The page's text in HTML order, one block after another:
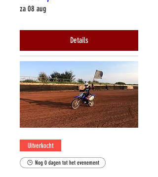
za 08 aug
Details
Uitverkocht
Nog 0 dagen tot het evenement